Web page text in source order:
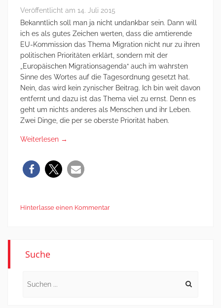
Veröffentlicht am 14. Juli 2015
Bekanntlich soll man ja nicht undankbar sein. Dann will
ich es als gutes Zeichen werten, dass die amtierende
EU-Kommission das Thema Migration nicht nur zu ihren
politischen Prioritäten erklärt, sondern mit der
„Europäischen Migrationsagenda“ auch im wahrsten
Sinne des Wortes auf die Tagesordnung gesetzt hat.
Nein, das wird kein zynischer Beitrag. Ich bin weit davon
entfernt und dazu ist das Thema viel zu ernst. Denn es
geht um nichts anderes als Menschen und ihr Leben.
Zwei Dinge, die per se oberste Priorität haben.
Weiterlesen →
Hinterlasse einen Kommentar
Suche